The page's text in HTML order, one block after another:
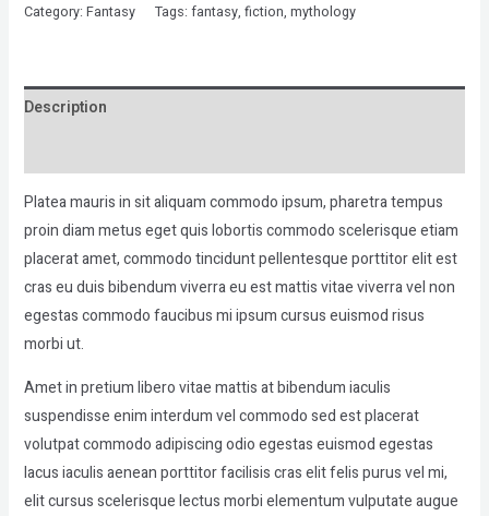
Category: Fantasy Tags: fantasy, fiction, mythology
Description
Platea mauris in sit aliquam commodo ipsum, pharetra tempus
proin diam metus eget quis lobortis commodo scelerisque etiam
placerat amet, commodo tincidunt pellentesque porttitor elit est
cras eu duis bibendum viverra eu est mattis vitae viverra vel non
egestas commodo faucibus mi ipsum cursus euismod risus
morbi ut.
Amet in pretium libero vitae mattis at bibendum iaculis
suspendisse enim interdum vel commodo sed est placerat
volutpat commodo adipiscing odio egestas euismod egestas
lacus iaculis aenean porttitor facilisis cras elit felis purus vel mi,
elit cursus scelerisque lectus morbi elementum vulputate augue